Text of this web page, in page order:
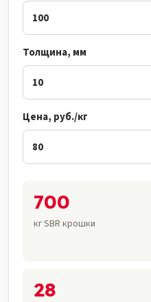
Толщина, мм
Цена, руб./кг
700
кг SBR крошки
28